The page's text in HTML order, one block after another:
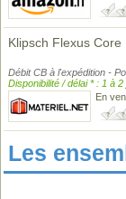
Klipsch Flexus
Débit CB à l'expédition -
Disponibilité / délai * : 1 à 2
En
Les